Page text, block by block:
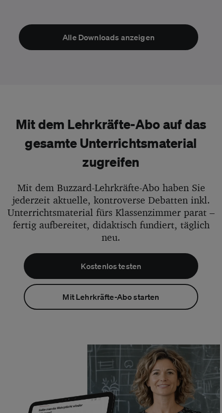
Alle Downloads anzeigen
Mit dem Lehrkräfte-Abo auf das
gesamte Unterrichtsmaterial
zugreifen
Mit dem Buzzard-Lehrkräfte-Abo haben Sie
jederzeit aktuelle, kontroverse Debatten inkl.
Unterrichtsmaterial fürs Klassenzimmer parat –
fertig aufbereitet, didaktisch fundiert, täglich
neu.
Kostenlos testen
Mit Lehrkräfte-Abo starten